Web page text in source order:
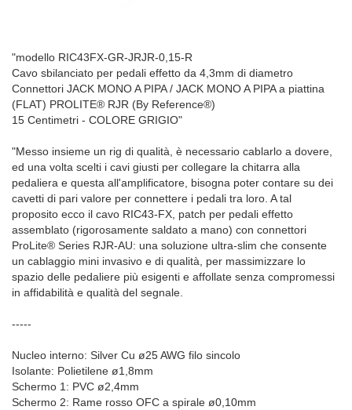
"modello RIC43FX-GR-JRJR-0,15-R
Cavo sbilanciato per pedali effetto da 4,3mm di diametro
Connettori JACK MONO A PIPA / JACK MONO A PIPA a piattina
(FLAT) PROLITE® RJR (By Reference®)
15 Centimetri - COLORE GRIGIO"
"Messo insieme un rig di qualità, è necessario cablarlo a dovere,
ed una volta scelti i cavi giusti per collegare la chitarra alla
pedaliera e questa all'amplificatore, bisogna poter contare su dei
cavetti di pari valore per connettere i pedali tra loro. A tal
proposito ecco il cavo RIC43-FX, patch per pedali effetto
assemblato (rigorosamente saldato a mano) con connettori
ProLite® Series RJR-AU: una soluzione ultra-slim che consente
un cablaggio mini invasivo e di qualità, per massimizzare lo
spazio delle pedaliere più esigenti e affollate senza compromessi
in affidabilità e qualità del segnale.
-----
Nucleo interno: Silver Cu ø25 AWG filo sincolo
Isolante: Polietilene ø1,8mm
Schermo 1: PVC ø2,4mm
Schermo 2: Rame rosso OFC a spirale ø0,10mm